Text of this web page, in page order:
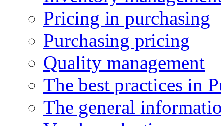
Pricing in purchasing
Purchasing pricing
Quality management
The best practices in
The general